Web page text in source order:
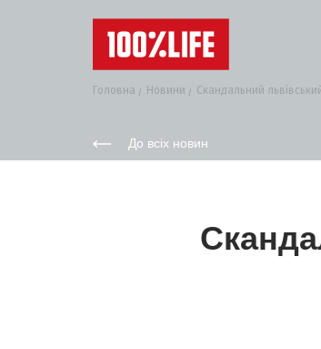
Головна Новини Скандальний
До всіх новин